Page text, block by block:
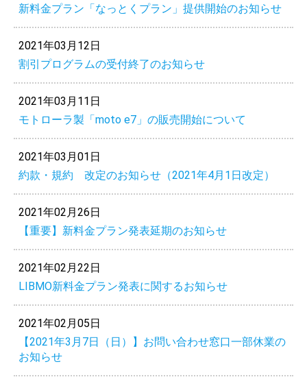
新料金プラン「なっとくプラン」提供開始のお知らせ
2021年03月12日
割引プログラムの受付終了のお知らせ
2021年03月11日
モトローラ製「moto e7」の販売開始について
2021年03月01日
約款・規約 改定のお知らせ（2021年4月1日改定）
2021年02月26日
【重要】新料金プラン発表延期のお知らせ
2021年02月22日
LIBMO新料金プラン発表に関するお知らせ
2021年02月05日
【2021年3月7日（日）】お問い合わせ窓口一部休業の
お知らせ